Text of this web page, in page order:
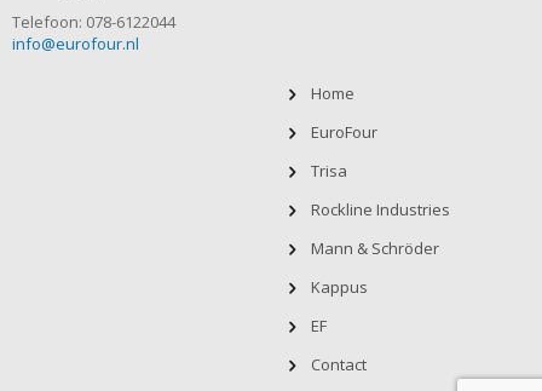
Telefoon: 078-6122044
info@eurofour.nl
Home
EuroFour
Trisa
Rockline Industries
Mann & Schröder
Kappus
EF
Contact